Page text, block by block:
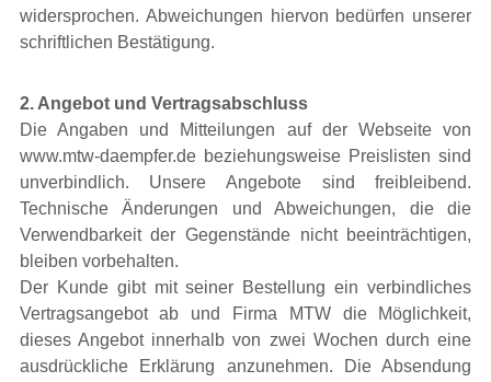
widersprochen. Abweichungen hiervon bedürfen unserer
schriftlichen Bestätigung.
2. Angebot und Vertragsabschluss
Die Angaben und Mitteilungen auf der Webseite von
www.mtw-daempfer.de beziehungsweise Preislisten sind
unverbindlich. Unsere Angebote sind freibleibend.
Technische Änderungen und Abweichungen, die die
Verwendbarkeit der Gegenstände nicht beeinträchtigen,
bleiben vorbehalten.
Der Kunde gibt mit seiner Bestellung ein verbindliches
Vertragsangebot ab und Firma MTW die Möglichkeit,
dieses Angebot innerhalb von zwei Wochen durch eine
ausdrückliche Erklärung anzunehmen. Die Absendung